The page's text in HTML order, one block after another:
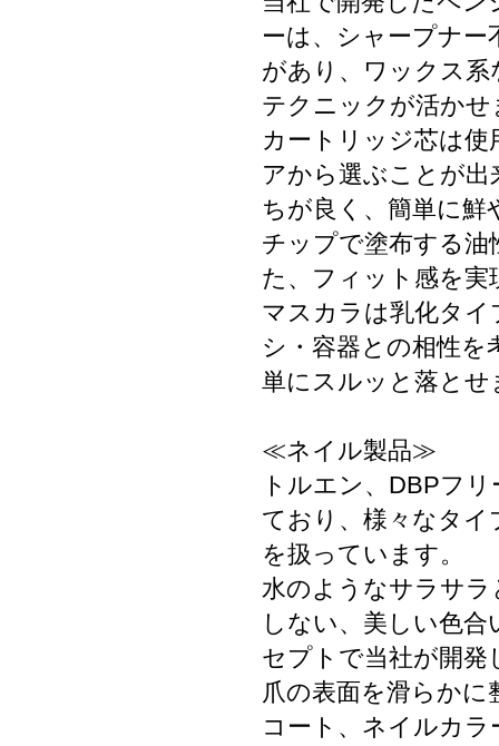
ーは、シャープナ
があり、ワックス
テクニックが活かせ
カートリッジ芯は
アから選ぶことが
ちが良く、簡単に
チップで塗布する
た、フィット感を実
マスカラは乳化タ
シ・容器との相性
単にスルッと落とせ
≪ネイル製品≫
トルエン、DBPフ
ており、様々なタイ
を扱っています。
水のようなサラサ
しない、美しい色
セプトで当社が開発
爪の表面を滑らか
コート、ネイルカ